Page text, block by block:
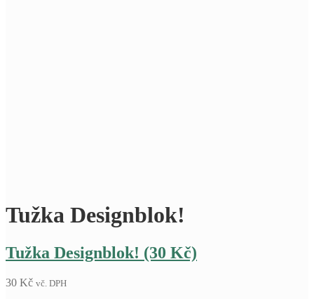
Tužka Designblok!
Tužka Designblok! (30 Kč)
30 Kč vč. DPH